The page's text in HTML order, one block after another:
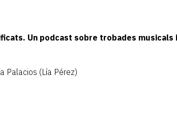
Un podcast sobre trobades musicals i
Palacios (Lía Pérez)